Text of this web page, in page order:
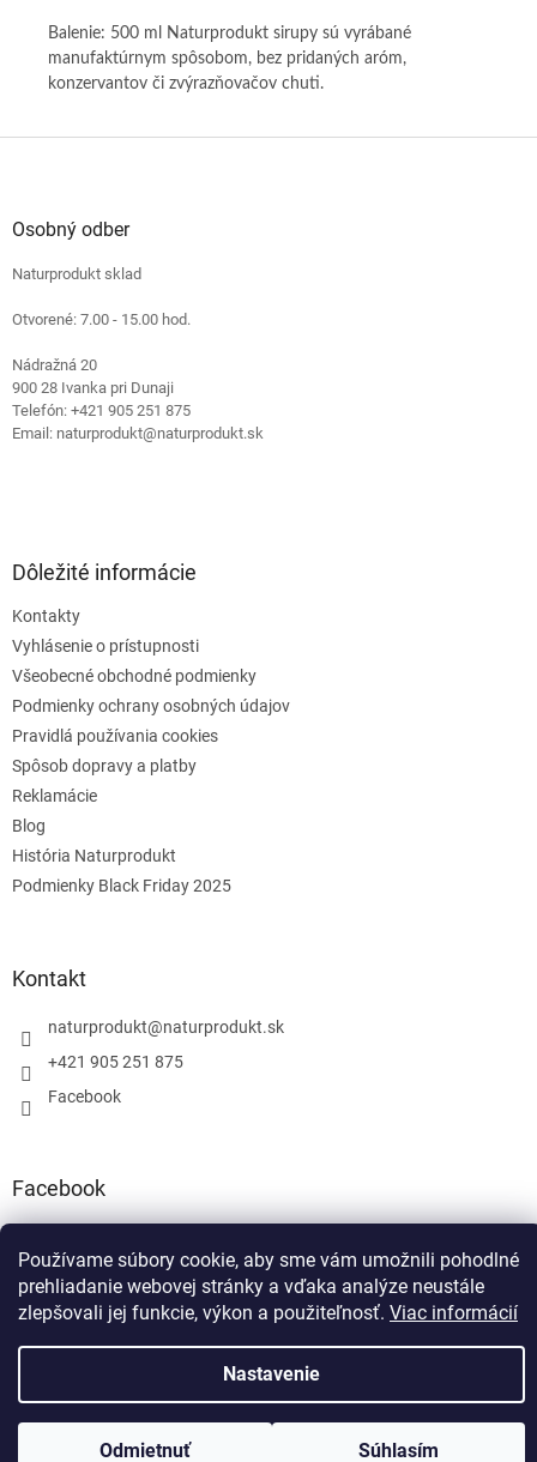
Používame súbory cookie, aby sme vám umožnili pohodlné
prehliadanie webovej stránky a vďaka analýze neustále
zlepšovali jej funkcie, výkon a použiteľnosť. Viac informácií
Nastavenie
Odmietnuť Súhlasím
Balenie: 500 ml Naturprodukt sirupy sú vyrábané
manufaktúrnym spôsobom, bez pridaných aróm,
konzervantov či zvýrazňovačov chuti.
Osobný odber
Naturprodukt sklad
Otvorené: 7.00 - 15.00 hod.
Nádražná 20
900 28 Ivanka pri Dunaji
Telefón: +421 905 251 875
Email: naturprodukt@naturprodukt.sk
Dôležité informácie
Kontakty
Vyhlásenie o prístupnosti
Všeobecné obchodné podmienky
Podmienky ochrany osobných údajov
Pravidlá používania cookies
Spôsob dopravy a platby
Reklamácie
Blog
História Naturprodukt
Podmienky Black Friday 2025
Kontakt
naturprodukt@naturprodukt.sk
+421 905 251 875
Facebook
Facebook
Vytvoril Shoptet
NATURPRODUKT.SK. Všetky práva vyhradené.